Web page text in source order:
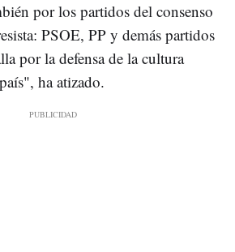
por los partidos del consenso
PSOE, PP y demás partidos
por la defensa de la cultura
ha atizado.